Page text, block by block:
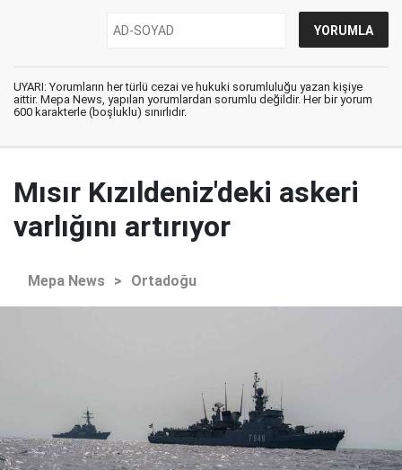
UYARI: Yorumların her türlü cezai ve hukuki sorumluluğu yazan kişiye
aittir. Mepa News, yapılan yorumlardan sorumlu değildir. Her bir yorum
600 karakterle (boşluklu) sınırlıdır.
Mısır Kızıldeniz'deki askeri
varlığını artırıyor
Mepa News > Ortadoğu